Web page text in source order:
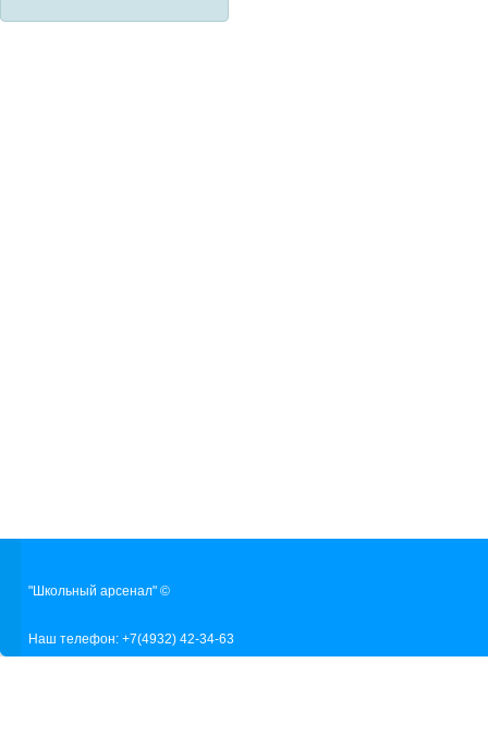
"Школьный арсенал" ©
Наш телефон: +7(4932) 42-34-63